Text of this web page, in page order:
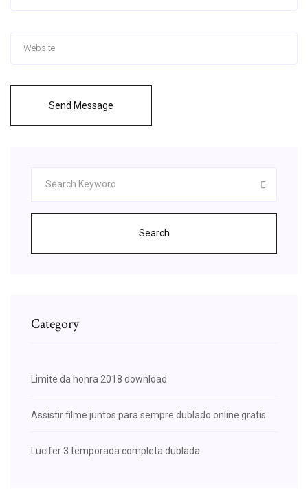
Send Message
Search
Category
Limite da honra 2018 download
Assistir filme juntos para sempre dublado online gratis
Lucifer 3 temporada completa dublada